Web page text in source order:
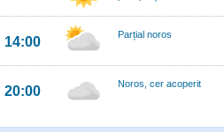
14:00 Parțial noros
20:00 Noros, cer acoperit